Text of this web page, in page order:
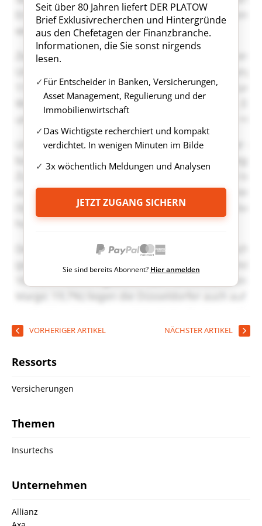
Seit über 80 Jahren liefert DER PLATOW
Brief Exklusivrecherchen und Hintergründe
aus den Chefetagen der Finanzbranche.
Informationen, die Sie sonst nirgends
lesen.
Für Entscheider in Banken, Versicherungen,
Asset Management, Regulierung und der
Immobilienwirtschaft
Das Wichtigste recherchiert und kompakt
verdichtet. In wenigen Minuten im Bilde
3x wöchentlich Meldungen und Analysen
JETZT ZUGANG SICHERN
Sie sind bereits Abonnent? Hier anmelden
VORHERIGER ARTIKEL NÄCHSTER ARTIKEL
Ressorts
Versicherungen
Themen
Insurtechs
Unternehmen
Allianz